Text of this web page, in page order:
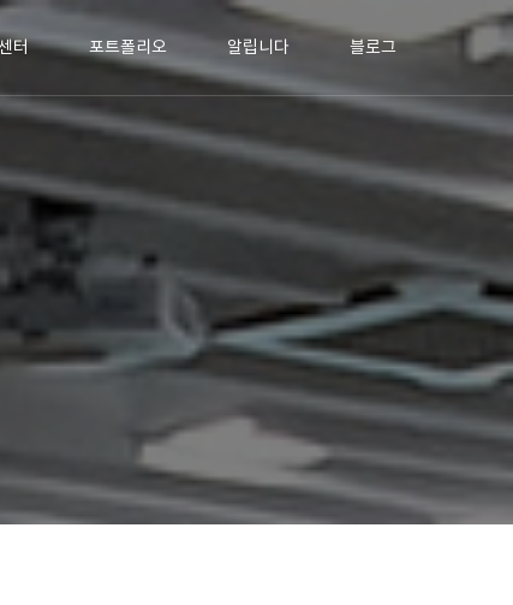
터 포트폴리오 알립니다 블로그